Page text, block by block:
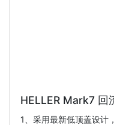
HELLER Mark7 回
1、采用最新低顶盖设计